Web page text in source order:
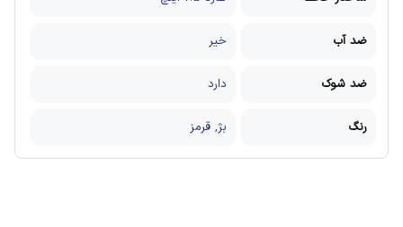
ضد آب خیر
ضد شوک دارد
رنگ بژ, قرمز